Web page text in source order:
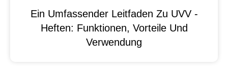
Ein Umfassender Leitfaden Zu UVV -
Heften: Funktionen, Vorteile Und
Verwendung